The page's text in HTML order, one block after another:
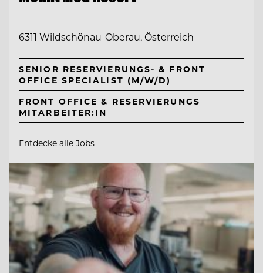
6311 Wildschönau-Oberau, Österreich
SENIOR RESERVIERUNGS- & FRONT
OFFICE SPECIALIST (M/W/D)
FRONT OFFICE & RESERVIERUNGS
MITARBEITER:IN
Entdecke alle Jobs